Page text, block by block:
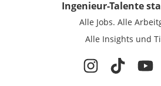
Ingenieur-Talente
Alle Jobs. Alle
Alle Insights und